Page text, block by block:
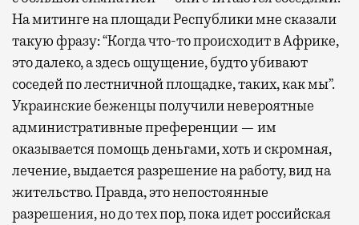
На митинге на площади Республики мне сказали
такую фразу: “Когда что-то происходит в Африке,
это далеко, а здесь ощущение, будто убивают
соседей по лестничной площадке, таких, как мы”.
Украинские беженцы получили невероятные
административные преференции — им
оказывается помощь деньгами, хоть и скромная,
лечение, выдается разрешение на работу, вид на
жительство. Правда, это непостоянные
разрешения, но до тех пор, пока идет российская